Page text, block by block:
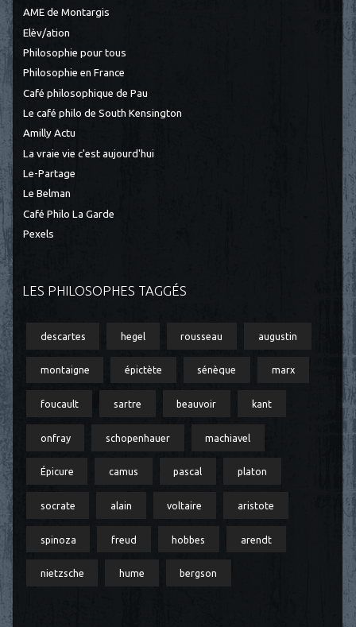
AME de Montargis
Elèv/ation
Philosophie pour tous
Philosophie en France
Café philosophique de Pau
Le café philo de South Kensington
Amilly Actu
La vraie vie c'est aujourd'hui
Le-Partage
Le Belman
Café Philo La Garde
Pexels
LES PHILOSOPHES TAGGÉS
descartes hegel rousseau augustin
montaigne épictète sénèque marx
foucault sartre beauvoir kant
onfray schopenhauer machiavel
Épicure camus pascal platon
socrate alain voltaire aristote
spinoza freud hobbes arendt
nietzsche hume bergson